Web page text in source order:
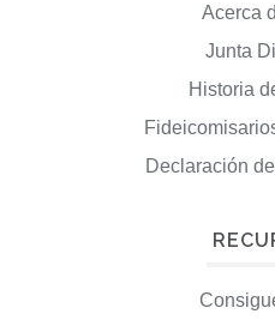
Acerca
Junta
Historia
Declaración